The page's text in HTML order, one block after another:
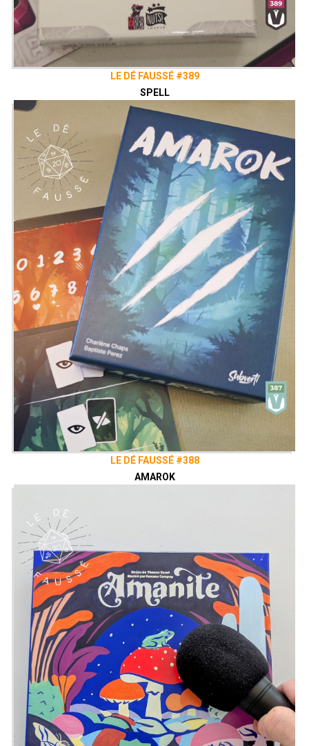
LE DÉ FAUSSÉ #389
SPELL
LE DÉ FAUSSÉ #388
AMAROK